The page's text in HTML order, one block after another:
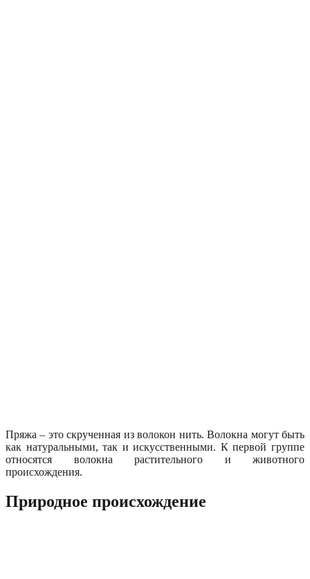
Пряжа – это скрученная из волокон нить. Волокна могут быть
как натуральными, так и искусственными. К первой группе
относятся волокна растительного и животного
происхождения.
Природное происхождение